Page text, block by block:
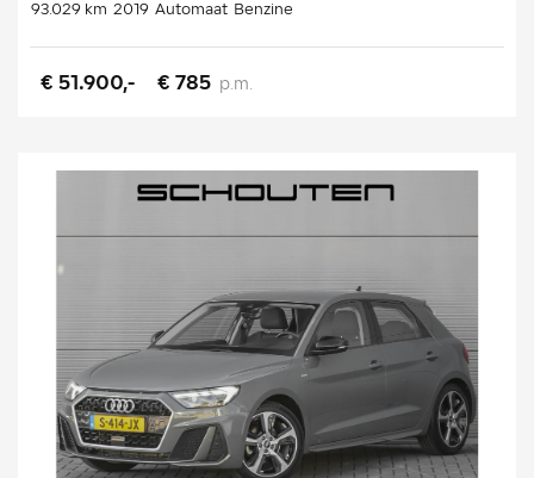
93.029 km 2019 Automaat Benzine
€ 51.900,- € 785 p.m.